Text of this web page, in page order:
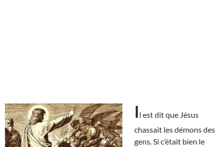
Il est dit que Jésus
chassait les démons des
gens. Si c’était bien le